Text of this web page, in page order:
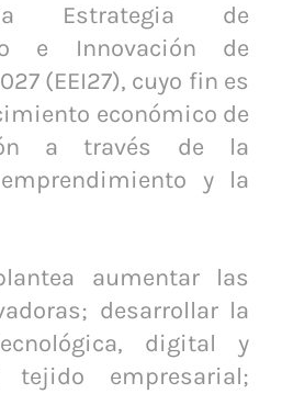
Estrategia de
e Innovación de
(EEI27), cuyo fin es
económico de
a través de la
y la
aumentar las
desarrollar la
digital y
tejido empresarial;